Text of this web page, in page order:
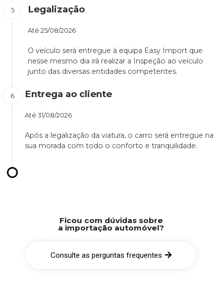
Legalização
Até 25/08/2026
O veículo será entregue à equipa Easy Import que
nesse mesmo dia irá realizar a Inspeção ao veículo
junto das diversas entidades competentes.
Entrega ao cliente
Até 31/08/2026
Após a legalização da viatura, o carro será entregue na
sua morada com todo o conforto e tranquilidade.
Ficou com dúvidas sobre
a importação automóvel?
Consulte as perguntas frequentes